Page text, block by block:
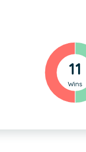
11
Wins